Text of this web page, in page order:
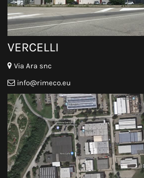
VERCELLI
Via Ara snc
info@rimeco.eu